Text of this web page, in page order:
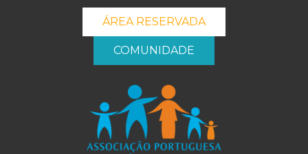
ÁREA RESERVADA
COMUNIDADE